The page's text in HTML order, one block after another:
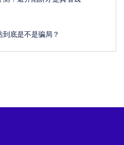
底是不是骗局？